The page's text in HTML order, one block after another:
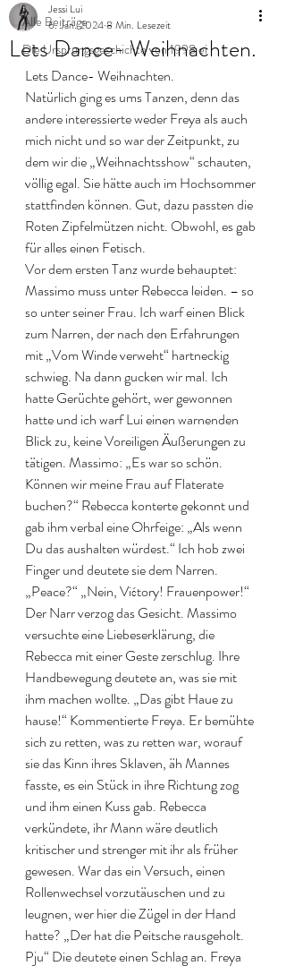
Alle Beiträge
Die Ursprungsgeschichte von 1998 ei
Lets Dance- Weihnachten.
Jessi Lui
6. Jan. 20248 Min. Lesezeit
Lets Dance- Weihnachten.
Natürlich ging es ums Tanzen, denn das
andere interessierte weder Freya als auch
mich nicht und so war der Zeitpunkt, zu
dem wir die „Weihnachtsshow“ schauten,
völlig egal. Sie hätte auch im Hochsommer
stattfinden können. Gut, dazu passten die
Roten Zipfelmützen nicht. Obwohl, es gab
für alles einen Fetisch.
Vor dem ersten Tanz wurde behauptet:
Massimo muss unter Rebecca leiden. – so
so unter seiner Frau. Ich warf einen Blick
zum Narren, der nach den Erfahrungen
mit „Vom Winde verweht“ hartneckig
schwieg. Na dann gucken wir mal. Ich
hatte Gerüchte gehört, wer gewonnen
hatte und ich warf Lui einen warnenden
Blick zu, keine Voreiligen Äußerungen zu
tätigen. Massimo: „Es war so schön.
Können wir meine Frau auf Flaterate
buchen?“ Rebecca konterte gekonnt und
gab ihm verbal eine Ohrfeige: „Als wenn
Du das aushalten würdest.“ Ich hob zwei
Finger und deutete sie dem Narren.
„Peace?“ „Nein, Vićtory! Frauenpower!“
Der Narr verzog das Gesicht. Massimo
versuchte eine Liebeserklärung, die
Rebecca mit einer Geste zerschlug. Ihre
Handbewegung deutete an, was sie mit
ihm machen wollte. „Das gibt Haue zu
hause!“ Kommentierte Freya. Er bemühte
sich zu retten, was zu retten war, worauf
sie das Kinn ihres Sklaven, äh Mannes
fasste, es ein Stück in ihre Richtung zog
und ihm einen Kuss gab. Rebecca
verkündete, ihr Mann wäre deutlich
kritischer und strenger mit ihr als früher
gewesen. War das ein Versuch, einen
Rollenwechsel vorzutäuschen und zu
leugnen, wer hier die Zügel in der Hand
hatte? „Der hat die Peitsche rausgeholt.
Pju“ Die deutete einen Schlag an. Freya